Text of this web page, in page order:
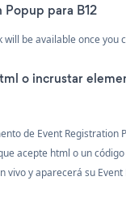
Popup para B12
will be available once you
o incrustar
de Event Registration
acepte html o un
vivo y aparecerá su